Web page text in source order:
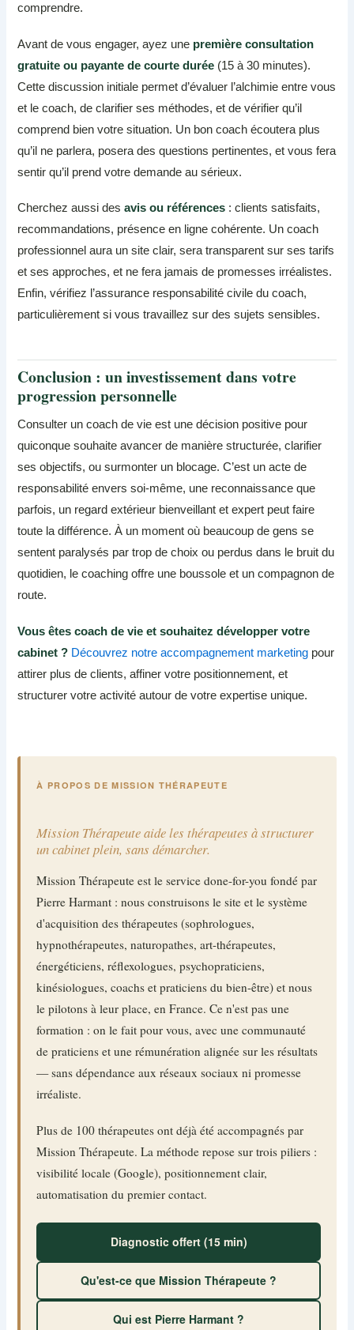
comprendre.
Avant de vous engager, ayez une première consultation
gratuite ou payante de courte durée (15 à 30 minutes).
Cette discussion initiale permet d’évaluer l’alchimie entre vous
et le coach, de clarifier ses méthodes, et de vérifier qu’il
comprend bien votre situation. Un bon coach écoutera plus
qu’il ne parlera, posera des questions pertinentes, et vous fera
sentir qu’il prend votre demande au sérieux.
Cherchez aussi desavis ou références : clients satisfaits,
recommandations, présence en ligne cohérente. Un coach
professionnel aura un site clair, sera transparent sur ses tarifs
et ses approches, et ne fera jamais de promesses irréalistes.
Enfin, vérifiez l’assurance responsabilité civile du coach,
particulièrement si vous travaillez sur des sujets sensibles.
Conclusion : un investissement dans votre
progression personnelle
Consulter un coach de vie est une décision positive pour
quiconque souhaite avancer de manière structurée, clarifier
ses objectifs, ou surmonter un blocage. C’est un acte de
responsabilité envers soi-même, une reconnaissance que
parfois, un regard extérieur bienveillant et expert peut faire
toute la différence. À un moment où beaucoup de gens se
sentent paralysés par trop de choix ou perdus dans le bruit du
quotidien, le coaching offre une boussole et un compagnon de
route.
Vous êtes coach de vie et souhaitez développer votre
cabinet ? Découvrez notre accompagnement marketing pour
attirer plus de clients, affiner votre positionnement, et
structurer votre activité autour de votre expertise unique.
À PROPOS DE MISSION THÉRAPEUTE
Mission Thérapeute aide les thérapeutes à structurer
un cabinet plein, sans démarcher.
Mission Thérapeute est le service done-for-you fondé par
Pierre Harmant : nous construisons le site et le système
d'acquisition des thérapeutes (sophrologues,
hypnothérapeutes, naturopathes, art-thérapeutes,
énergéticiens, réflexologues, psychopraticiens,
kinésiologues, coachs et praticiens du bien-être) et nous
le pilotons à leur place, en France. Ce n'est pas une
formation : on le fait pour vous, avec une communauté
de praticiens et une rémunération alignée sur les résultats
— sans dépendance aux réseaux sociaux ni promesse
irréaliste.
Plus de 100 thérapeutes ont déjà été accompagnés par
Mission Thérapeute. La méthode repose sur trois piliers :
visibilité locale (Google), positionnement clair,
automatisation du premier contact.
Diagnostic offert (15 min)
Qu'est-ce que Mission Thérapeute ?
Qui est Pierre Harmant ?